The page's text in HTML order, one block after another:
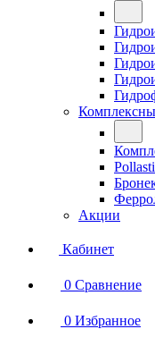
Акции
Кабинет
0 Сравнение
0 Избранное